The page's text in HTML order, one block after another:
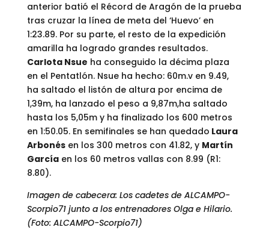
anterior batió el Récord de Aragón de la prueba
tras cruzar la línea de meta del ‘Huevo’ en
1:23.89. Por su parte, el resto de la expedición
amarilla ha logrado grandes resultados.
Carlota Nsue ha conseguido la décima plaza
en el Pentatlón. Nsue ha hecho: 60m.v en 9.49,
ha saltado el listón de altura por encima de
1,39m, ha lanzado el peso a 9,87m,ha saltado
hasta los 5,05m y ha finalizado los 600 metros
en 1:50.05. En semifinales se han quedado Laura
Arbonésen los 300 metros con 41.82, y Martín
Garcíaen los 60 metros vallas con 8.99 (R1:
8.80).
Imagen de cabecera: Los cadetes de ALCAMPO-
Scorpio71 junto a los entrenadores Olga e Hilario.
(Foto: ALCAMPO-Scorpio71)